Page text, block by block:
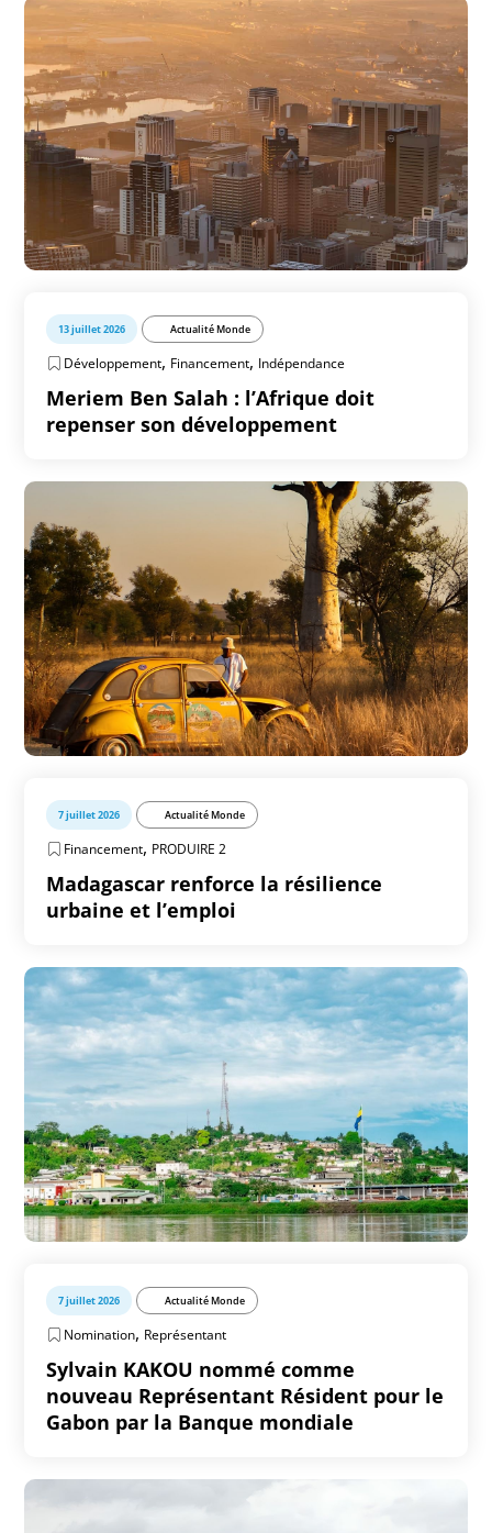
13 juillet 2026 Actualité Monde
Développement, Financement, Indépendance
Meriem Ben Salah : l’Afrique doit
repenser son développement
7 juillet 2026 Actualité Monde
Financement, PRODUIRE 2
Madagascar renforce la résilience
urbaine et l’emploi
7 juillet 2026 Actualité Monde
Nomination, Représentant
Sylvain KAKOU nommé comme
nouveau Représentant Résident pour le
Gabon par la Banque mondiale